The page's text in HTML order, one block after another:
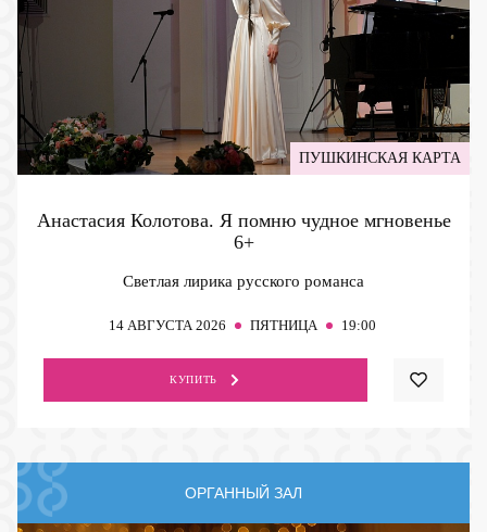
ПУШКИНСКАЯ КАРТА
Анастасия Колотова. Я помню чудное мгновенье
6+
Светлая лирика русского романса
14 АВГУСТА 2026 ПЯТНИЦА 19:00
КУПИТЬ
ОРГАННЫЙ ЗАЛ